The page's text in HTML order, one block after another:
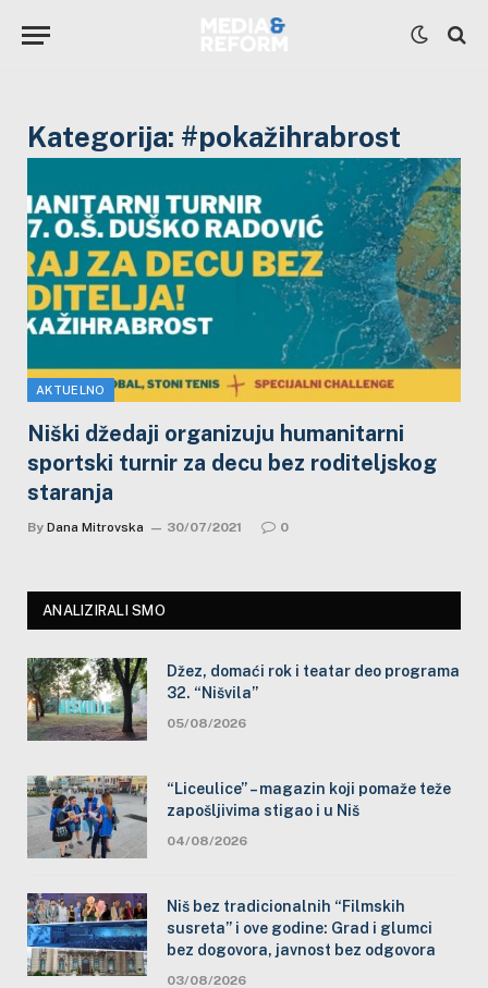
Kategorija: #pokažihrabrost
AKTUELNO
Niški džedaji organizuju humanitarni
sportski turnir za decu bez roditeljskog
staranja
By Dana Mitrovska 30/07/2021 0
ANALIZIRALI SMO
Džez, domaći rok i teatar deo programa
32. “Nišvila”
05/08/2026
“Liceulice” – magazin koji pomaže teže
zapošljivima stigao i u Niš
04/08/2026
Niš bez tradicionalnih “Filmskih
susreta” i ove godine: Grad i glumci
bez dogovora, javnost bez odgovora
03/08/2026